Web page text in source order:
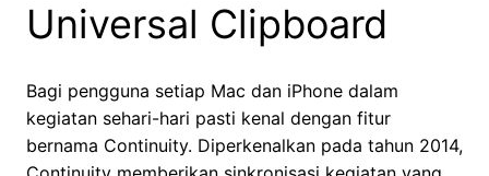
Universal Clipboard
Bagi pengguna setiap Mac dan iPhone dalam
kegiatan sehari-hari pasti kenal dengan fitur
bernama Continuity. Diperkenalkan pada tahun 2014,